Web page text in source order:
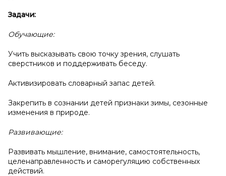
Задачи:
Обучающие:
Учить высказывать свою точку зрения, слушать
сверстников и поддерживать беседу.
Активизировать словарный запас детей.
Закрепить в сознании детей признаки зимы, сезонные
изменения в природе.
Развивающие:
Развивать мышление, внимание, самостоятельность,
целенаправленность и саморегуляцию собственных
действий.